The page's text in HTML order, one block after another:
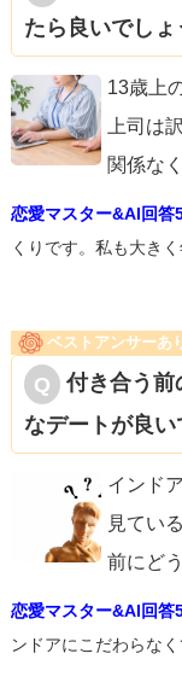
たら良いでしょ
13歳上
上司は
関係な
恋愛マスター&AI回答
くりです。私も大き
ベストアンサーあ
付き合う前
なデートが良い
インド
見てい
前にど
恋愛マスター&AI回答
ンドアにこだわらな